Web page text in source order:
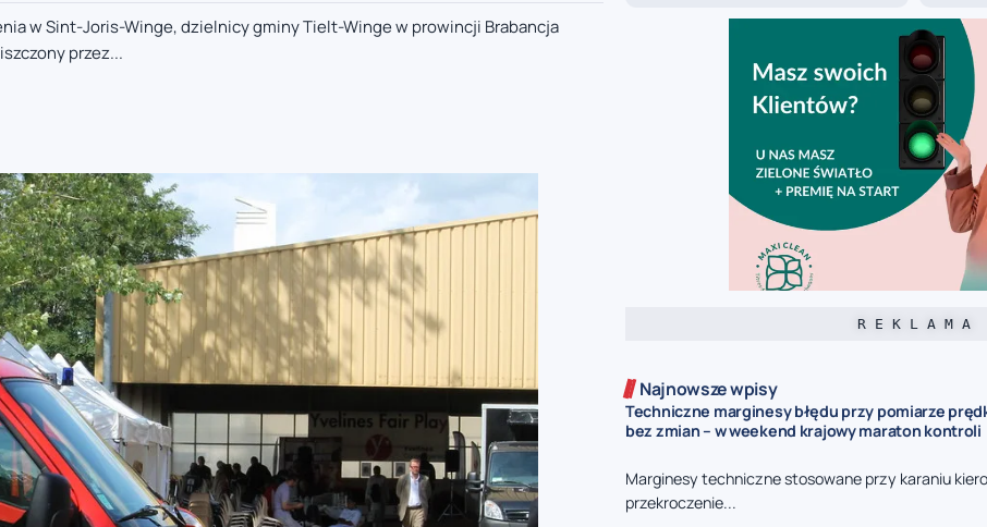
w Sint-Joris-Winge, dzielnicy gminy Tielt-Winge w prowincji Brabancja
przez...
R E K L A M A
Najnowsze wpisy
Techniczne marginesy błędu przy pomiarze
bez zmian – w weekend krajowy maraton kontroli
Marginesy techniczne stosowane przy karaniu
przekroczenie...